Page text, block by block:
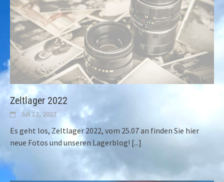
Zeltlager 2022
Juli 12, 2022
Es geht los, Zeltlager 2022, vom 25.07 an finden Sie hier
neue Fotos und unseren Lagerblog! [...]